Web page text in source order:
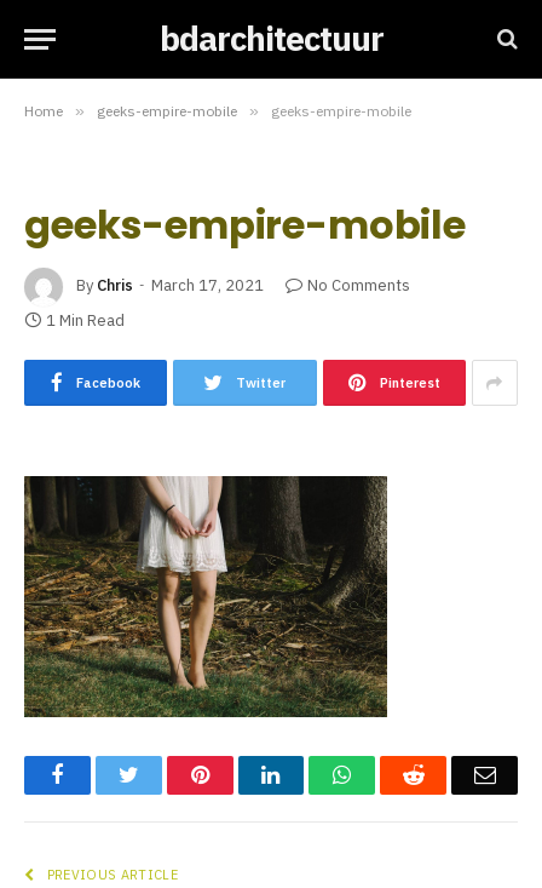
bdarchitectuur
Home » geeks-empire-mobile » geeks-empire-mobile
geeks-empire-mobile
By Chris March 17, 2021
No Comments
1 Min Read
Facebook Twitter Pinterest
FacebookTwitter PinterestLinkedInWhatsAppReddit
PREVIOUS ARTICLE